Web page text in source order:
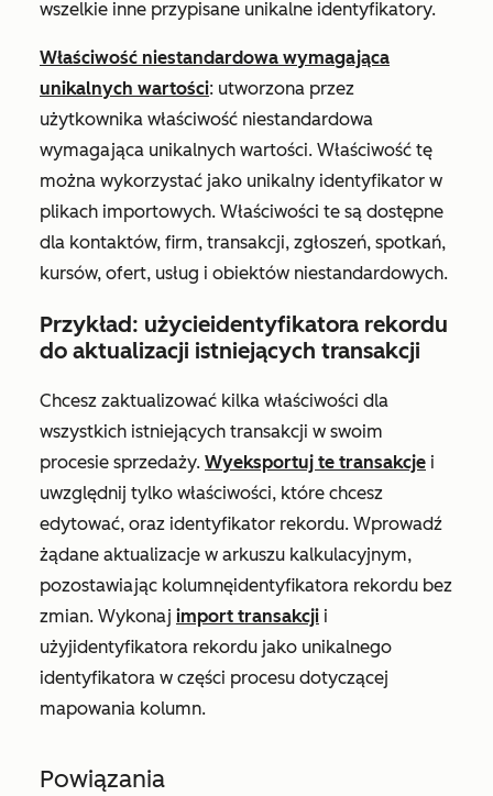
wszelkie inne przypisane unikalne identyfikatory.
Właściwość niestandardowa wymagająca
unikalnych wartości: utworzona przez
użytkownika właściwość niestandardowa
wymagająca unikalnych wartości. Właściwość tę
można wykorzystać jako unikalny identyfikator w
plikach importowych. Właściwości te są dostępne
dla kontaktów, firm, transakcji, zgłoszeń, spotkań,
kursów, ofert, usług i obiektów niestandardowych.
Przykład: użycieidentyfikatora rekordu
do aktualizacji istniejących transakcji
Chcesz zaktualizować kilka właściwości dla
wszystkich istniejących transakcji w swoim
procesie sprzedaży. Wyeksportuj te transakcje i
uwzględnij tylko właściwości, które chcesz
edytować, oraz identyfikator rekordu. Wprowadź
żądane aktualizacje w arkuszu kalkulacyjnym,
pozostawiając kolumnęidentyfikatora rekordu bez
zmian. Wykonaj import transakcji i
użyjidentyfikatora rekordu jako unikalnego
identyfikatora w części procesu dotyczącej
mapowania kolumn.
Powiązania